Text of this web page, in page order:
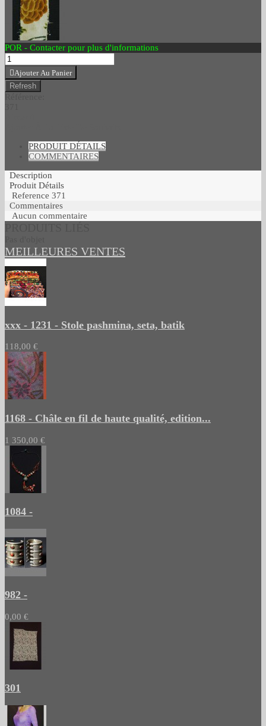
POR - Contacter pour plus d'informations
Ajouter Au Panier
PRODUIT DÉTAILS
COMMENTAIRES
Description
Produit Détails
Reference 371
Commentaires
Aucun commentaire
MEILLEURES VENTES
xxx - 1231 - Stole pashmina, seta, batik
118,00 €
1168 - Châle en fil de haute qualité, edition...
1 350,00 €
1084 -
982 -
0,00 €
301